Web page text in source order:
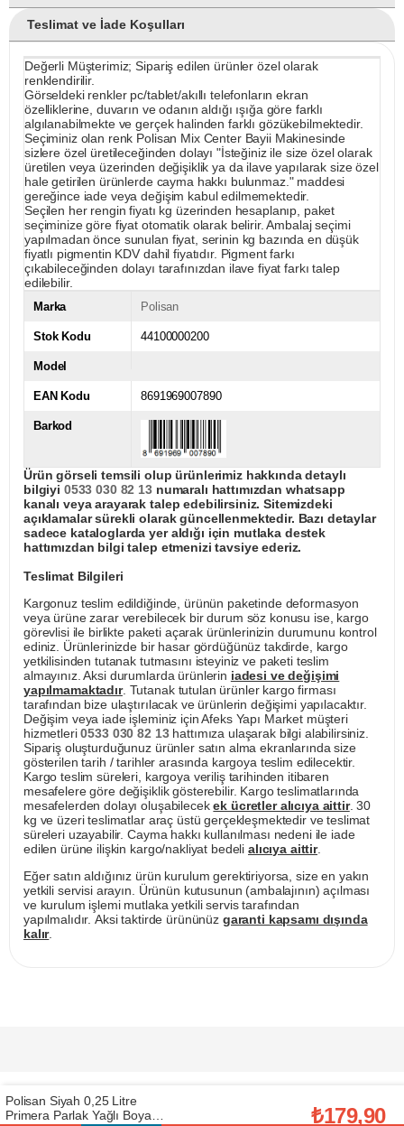
Teslimat ve İade Koşulları
Değerli Müşterimiz; Sipariş edilen ürünler özel olarak
renklendirilir.
Görseldeki renkler pc/tablet/akıllı telefonların ekran
özelliklerine, duvarın ve odanın aldığı ışığa göre farklı
algılanabilmekte ve gerçek halinden farklı gözükebilmektedir.
Seçiminiz olan renk Polisan Mix Center Bayii Makinesinde
sizlere özel üretileceğinden dolayı "İsteğiniz ile size özel olarak
üretilen veya üzerinden değişiklik ya da ilave yapılarak size özel
hale getirilen ürünlerde cayma hakkı bulunmaz." maddesi
gereğince iade veya değişim kabul edilmemektedir.
Seçilen her rengin fiyatı kg üzerinden hesaplanıp, paket
seçiminize göre fiyat otomatik olarak belirir. Ambalaj seçimi
yapılmadan önce sunulan fiyat, serinin kg bazında en düşük
fiyatlı pigmentin KDV dahil fiyatıdır. Pigment farkı
çıkabileceğinden dolayı tarafınızdan ilave fiyat farkı talep
edilebilir.
Marka Polisan
Stok Kodu 44100000200
Model
EAN Kodu 8691969007890
Barkod
Ürün görseli temsili olup ürünlerimiz hakkında detaylı
bilgiyi 0533 030 82 13numaralı hattımızdan whatsapp
kanalı veya arayarak talep edebilirsiniz. Sitemizdeki
açıklamalar sürekli olarak güncellenmektedir. Bazı detaylar
sadece kataloglarda yer aldığı için mutlaka destek
hattımızdan bilgi talep etmenizi tavsiye ederiz.
Teslimat Bilgileri
Kargonuz teslim edildiğinde, ürünün paketinde deformasyon
veya ürüne zarar verebilecek bir durum söz konusu ise, kargo
görevlisi ile birlikte paketi açarak ürünlerinizin durumunu kontrol
ediniz. Ürünlerinizde bir hasar gördüğünüz takdirde, kargo
yetkilisinden tutanak tutmasını isteyiniz ve paketi teslim
almayınız. Aksi durumlarda ürünlerin iadesi ve değişimi
yapılmamaktadır. Tutanak tutulan ürünler kargo firması
tarafından bize ulaştırılacak ve ürünlerin değişimi yapılacaktır.
Değişim veya iade işleminiz için Afeks Yapı Market müşteri
hizmetleri0533 030 82 13hattımıza ulaşarak bilgi alabilirsiniz.
Sipariş oluşturduğunuz ürünler satın alma ekranlarında size
gösterilen tarih / tarihler arasında kargoya teslim edilecektir.
Kargo teslim süreleri, kargoya veriliş tarihinden itibaren
mesafelere göre değişiklik gösterebilir. Kargo teslimatlarında
mesafelerden dolayı oluşabilecekek ücretler alıcıya aittir. 30
kg ve üzeri teslimatlar araç üstü gerçekleşmektedir ve teslimat
süreleri uzayabilir. Cayma hakkı kullanılması nedeni ile iade
edilen ürüne ilişkin kargo/nakliyat bedeli alıcıya aittir.
Eğer satın aldığınız ürün kurulum gerektiriyorsa, size en yakın
yetkili servisi arayın. Ürünün kutusunun (ambalajının) açılması
ve kurulum işlemi mutlaka yetkili servis tarafından
yapılmalıdır. Aksi taktirde ürününüz garanti kapsamı dışında
kalır.
Prijavite se za naše E-mail novosti
Polisan Siyah 0,25 Litre
Primera Parlak Yağlı Boya
₺179,90